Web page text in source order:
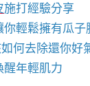
施打經驗分享
輕鬆擁有瓜子
何去除還你好
醒年輕肌力